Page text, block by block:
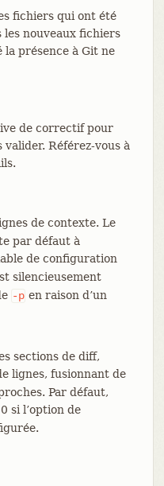
fichiers qui ont été
les nouveaux fichiers
la présence à Git ne
de correctif pour
Référez-vous à
de contexte. Le
par défaut à
de configuration
silencieusement
-p en raison d’un
sections de diff,
lignes, fusionnant de
Par défaut,
si l’option de